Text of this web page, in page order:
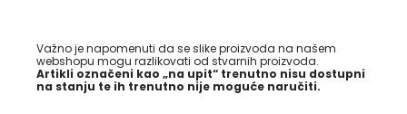
Važno je napomenuti da se slike proizvoda na našem
webshopu mogu razlikovati od stvarnih proizvoda.
Artikli označeni kao „na upit“ trenutno nisu dostupni
na stanju te ih trenutno nije moguće naručiti.